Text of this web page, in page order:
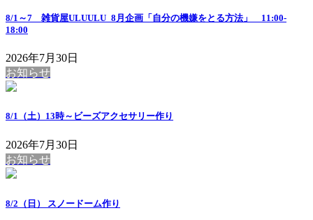
8/1～7 雑貨屋ULUULU_8月企画「自分の機嫌をとる方法」 11:00-
18:00
2026年7月30日
お知らせ
8/1（土）13時～ビーズアクセサリー作り
2026年7月30日
お知らせ
8/2（日） スノードーム作り